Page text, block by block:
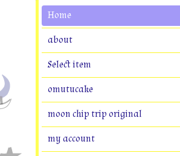
Home
about
Select item
omutucake
moon chip trip original
my account